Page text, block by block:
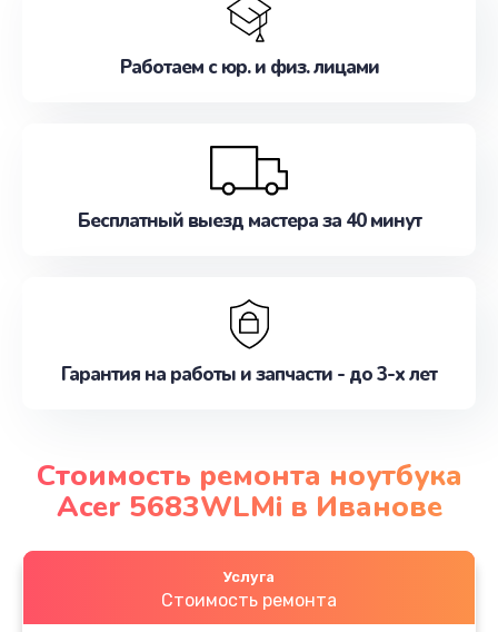
Работаем с юр. и физ. лицами
Бесплатный выезд мастера за 40 минут
Гарантия на работы и запчасти - до 3-х лет
Стоимость ремонта ноутбука
Acer 5683WLMi в Иванове
Услуга
Стоимость ремонта